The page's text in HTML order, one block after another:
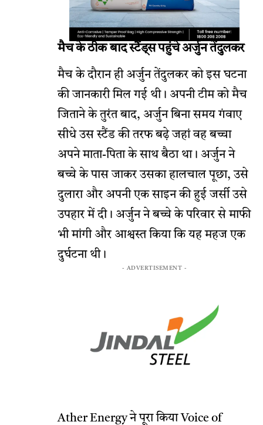
मैच के ठीक बाद स्टैंड्स पहुंचे अर्जुन तेंदुलकर
मैच के दौरान ही अर्जुन तेंदुलकर को इस घटना
की जानकारी मिल गई थी। अपनी टीम को मैच
जिताने के तुरंत बाद, अर्जुन बिना समय गंवाए
सीधे उस स्टैंड की तरफ बढ़े जहां वह बच्चा
अपने माता-पिता के साथ बैठा था। अर्जुन ने
बच्चे के पास जाकर उसका हालचाल पूछा, उसे
दुलारा और अपनी एक साइन की हुई जर्सी उसे
उपहार में दी। अर्जुन ने बच्चे के परिवार से माफी
भी मांगी और आश्वस्त किया कि यह महज एक
दुर्घटना थी।
- ADVERTISEMENT -
Ather Energy ने पूरा किया Voice of